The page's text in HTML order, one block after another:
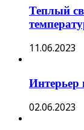
Теплый
11.06.2023
Интерьер
02.06.2023